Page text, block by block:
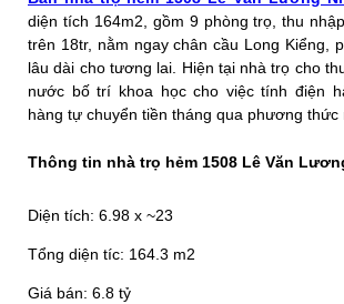
diện tích 164m2, gồm 9 phòng trọ, thu
trên 18tr, nằm ngay chân cầu Long Kiểng,
lâu dài cho tương lai. Hiện tại nhà trọ cho
nước bố trí khoa học cho việc tính điện
hàng tự chuyển tiền tháng qua phương thức
Thông tin nhà trọ hẻm 1508 Lê Văn
Diện tích: 6.98 x ~23
Tổng diện tíc: 164.3 m2
Giá bán: 6.8 tỷ